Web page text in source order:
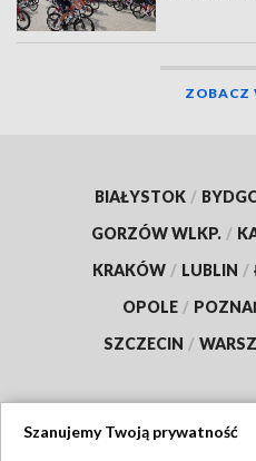
ZOBACZ
BIAŁYSTOK /
GORZÓW WLKP. /
KRAKÓW / LUBLIN /
OPOLE /
SZCZECIN /
Szanujemy Twoją prywatność